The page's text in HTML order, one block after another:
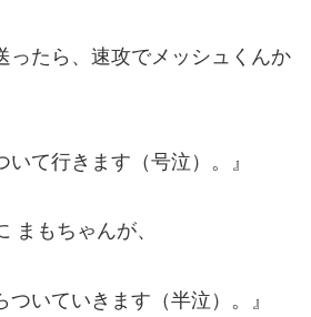
ったら、速攻でメッシュくんか
いて行きます（号泣）。』
まもちゃんが、
ついていきます（半泣）。』